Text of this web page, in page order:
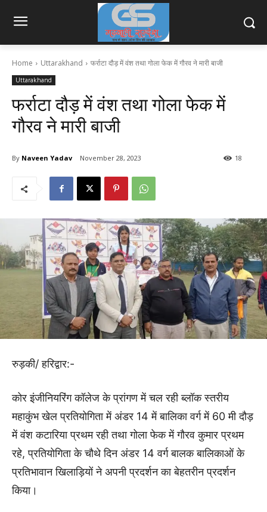
Home Uttarakhand फर्राटा दौड़ में वंश तथा गोला फेक में गौरव ने मारी बाजी
Uttarakhand
फर्राटा दौड़ में वंश तथा गोला फेक में
गौरव ने मारी बाजी
By Naveen Yadav November 28, 2023 18
रुड़की/ हरिद्वार:-
कोर इंजीनियरिंग कॉलेज के प्रांगण में चल रही ब्लॉक स्तरीय
महाकुंभ खेल प्रतियोगिता में अंडर 14 में बालिका वर्ग में 60 मी दौड़
में वंश कटारिया प्रथम रही तथा गोला फेक में गौरव कुमार प्रथम
रहे, प्रतियोगिता के चौथे दिन अंडर 14 वर्ग बालक बालिकाओं के
प्रतिभावान खिलाड़ियों ने अपनी प्रदर्शन का बेहतरीन प्रदर्शन
किया।